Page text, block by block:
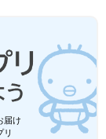
届け